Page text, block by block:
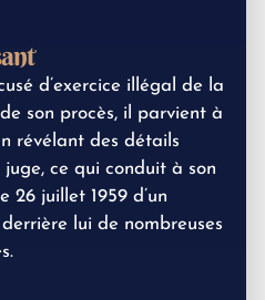
d’exercice illégal de la
son procès, il parvient à
révélant des détails
ce qui conduit à son
26 juillet 1959 d’un
lui de nombreuses